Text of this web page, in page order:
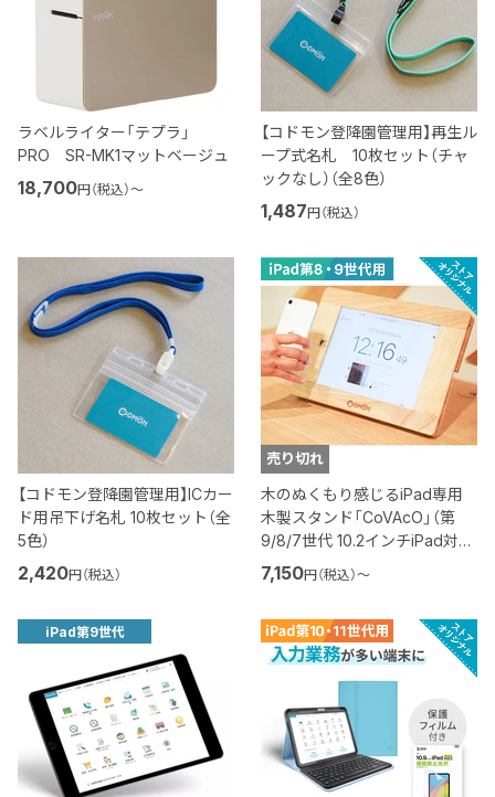
ラベルライター「テプラ」
PRO SR-MK1マットベージュ
18,700円（税込）〜
【コドモン登降園管理用】再生ル
ープ式名札 10枚セット（チャ
ックなし）（全8色）
1,487円（税込）
【コドモン登降園管理用】ICカー
ド用吊下げ名札 10枚セット（全
5色）
2,420円（税込）
売り切れ
木のぬくもり感じるiPad専用
木製スタンド「CoVAcO」（第
9/8/7世代 10.2インチiPad対
応）
7,150円（税込）〜
iPad第9世代